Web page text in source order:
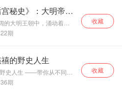
中的平步青云者》，作
政敌遍布朝野，躲在暗
的统治权，为了干掉磨刀
们总是精心运筹、巧织罗
杀！父子兄弟相残、叔侄
殃，阴谋与智慧、亲情与
赢家。帝王权术、官垄名
数刀光剑影、腥风血雨，
色故事！这十一位皇帝到
让身边这些权贵一个个铁
秘史》：大明帝后
大明王朝中，涌动着一
。这是一部由阴谋、政
秘历史，千百位佳人身不
谋算计中耗尽一生。出身
位？千年一见的帝后深情
为何舍命勒死帝王？半老
宠爱？作家梁军，精心研
中拨开尘封，为您讲述明
22期
收藏
的野史人生
你从不同的
朝太后 这是一部关于慈禧
36个慈禧不为人知的野史
36期
收藏